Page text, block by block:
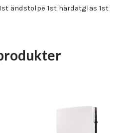
ändstolpe 1st härdatglas 1st